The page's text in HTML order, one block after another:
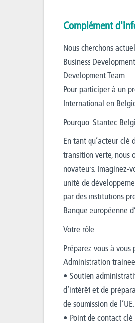
Complément
Nous cherchons
Business
Development Team
Pour participer à un
International en
Pourquoi Stantec
En tant qu’acteur clé
transition verte, nous
novateurs. Imaginez-
unité de
par des institutions
Banque européenne
Votre rôle
Préparez-vous à
Administration
• Soutien
d’intérêt et de
de soumission de l’UE.
• Point de contact